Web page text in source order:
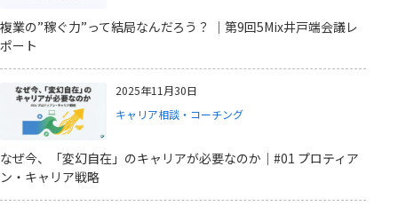
複業の”稼ぐ力”って結局なんだろう？ ｜第9回5Mix井戸端会議レ
ポート
2025年11月30日
キャリア相談・コーチング
なぜ今、「変幻自在」のキャリアが必要なのか｜#01 プロティア
ン・キャリア戦略